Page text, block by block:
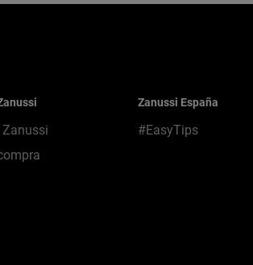
Zanussi
Zanussi España
#EasyTips